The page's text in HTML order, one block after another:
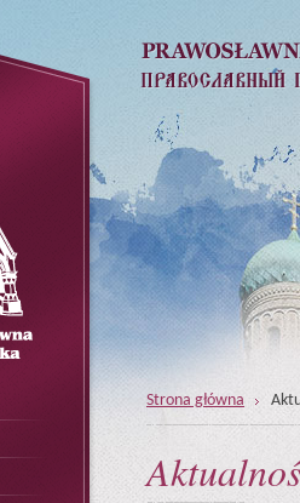
Strona główna